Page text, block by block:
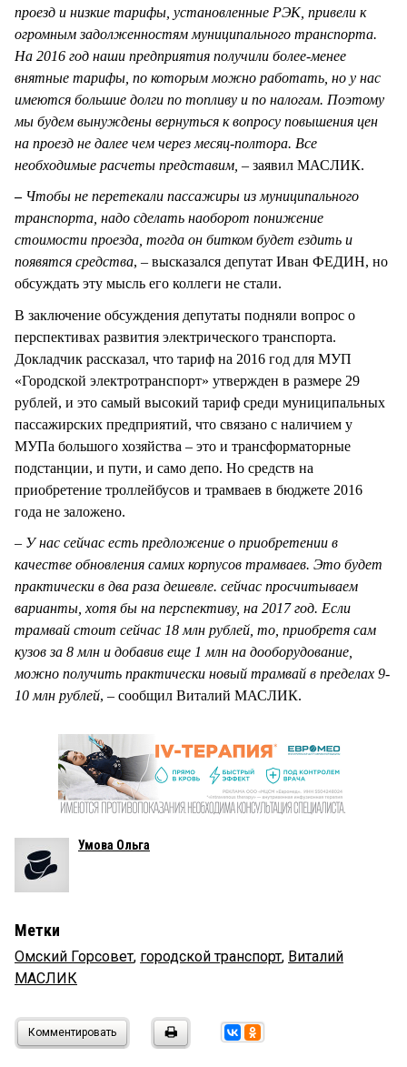
проезд и низкие тарифы, установленные РЭК, привели к
огромным задолженностям муниципального транспорта.
На 2016 год наши предприятия получили более-менее
внятные тарифы, по которым можно работать, но у нас
имеются большие долги по топливу и по налогам. Поэтому
мы будем вынуждены вернуться к вопросу повышения цен
на проезд не далее чем через месяц-полтора. Все
необходимые расчеты представим, – заявил МАСЛИК.
– Чтобы не перетекали пассажиры из муниципального
транспорта, надо сделать наоборот понижение
стоимости проезда, тогда он битком будет ездить и
появятся средства, – высказался депутат Иван ФЕДИН, но
обсуждать эту мысль его коллеги не стали.
В заключение обсуждения депутаты подняли вопрос о
перспективах развития электрического транспорта.
Докладчик рассказал, что тариф на 2016 год для МУП
«Городской электротранспорт» утвержден в размере 29
рублей, и это самый высокий тариф среди муниципальных
пассажирских предприятий, что связано с наличием у
МУПа большого хозяйства – это и трансформаторные
подстанции, и пути, и само депо. Но средств на
приобретение троллейбусов и трамваев в бюджете 2016
года не заложено.
– У нас сейчас есть предложение о приобретении в
качестве обновления самих корпусов трамваев. Это будет
практически в два раза дешевле. сейчас просчитываем
варианты, хотя бы на перспективу, на 2017 год. Если
трамвай стоит сейчас 18 млн рублей, то, приобретя сам
кузов за 8 млн и добавив еще 1 млн на дооборудование,
можно получить практически новый трамвай в пределах 9-
10 млн рублей, – сообщил Виталий МАСЛИК.
Умова Ольга
Метки
Омский Горсовет, городской транспорт, Виталий
МАСЛИК
Комментировать